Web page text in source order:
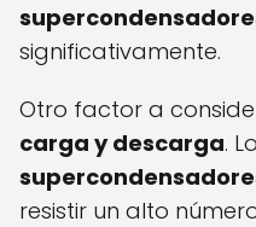
significativamente.
Otro factor a
carga y descarga.
resistir un alto